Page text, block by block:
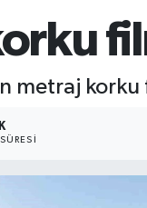
korku